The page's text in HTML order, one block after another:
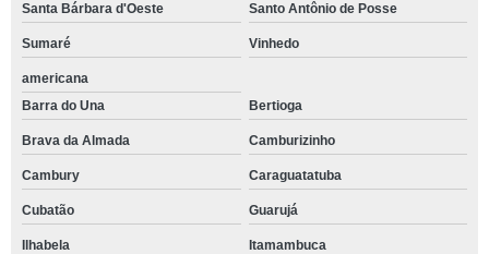
Santa Bárbara d'Oeste Santo Antônio de Posse
Sumaré Vinhedo
americana
Barra do Una
Bertioga
Brava da Almada Camburizinho
Cambury Caraguatatuba
Cubatão Guarujá
Ilhabela Itamambuca